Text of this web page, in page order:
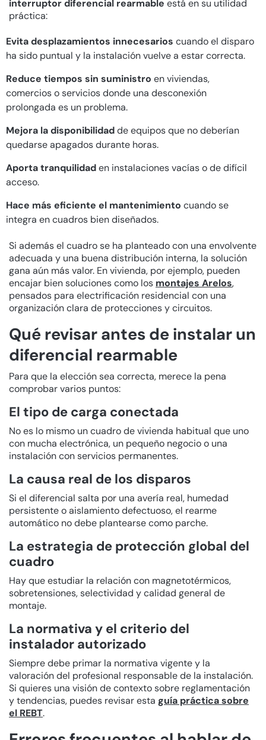
interruptor diferencial rearmable está en su utilidad
práctica:
Evita desplazamientos innecesarios cuando el disparo
ha sido puntual y la instalación vuelve a estar correcta.
Reduce tiempos sin suministro en viviendas,
comercios o servicios donde una desconexión
prolongada es un problema.
Mejora la disponibilidadde equipos que no deberían
quedarse apagados durante horas.
Aporta tranquilidaden instalaciones vacías o de difícil
acceso.
Hace más eficiente el mantenimiento cuando se
integra en cuadros bien diseñados.
Si además el cuadro se ha planteado con una envolvente
adecuada y una buena distribución interna, la solución
gana aún más valor. En vivienda, por ejemplo, pueden
encajar bien soluciones como los montajes Arelos,
pensados para electrificación residencial con una
organización clara de protecciones y circuitos.
Qué revisar antes de instalar un
diferencial rearmable
Para que la elección sea correcta, merece la pena
comprobar varios puntos:
El tipo de carga conectada
No es lo mismo un cuadro de vivienda habitual que uno
con mucha electrónica, un pequeño negocio o una
instalación con servicios permanentes.
La causa real de los disparos
Si el diferencial salta por una avería real, humedad
persistente o aislamiento defectuoso, el rearme
automático no debe plantearse como parche.
La estrategia de protección global del
cuadro
Hay que estudiar la relación con magnetotérmicos,
sobretensiones, selectividad y calidad general de
montaje.
La normativa y el criterio del
instalador autorizado
Siempre debe primar la normativa vigente y la
valoración del profesional responsable de la instalación.
Si quieres una visión de contexto sobre reglamentación
y tendencias, puedes revisar esta guía práctica sobre
el REBT.